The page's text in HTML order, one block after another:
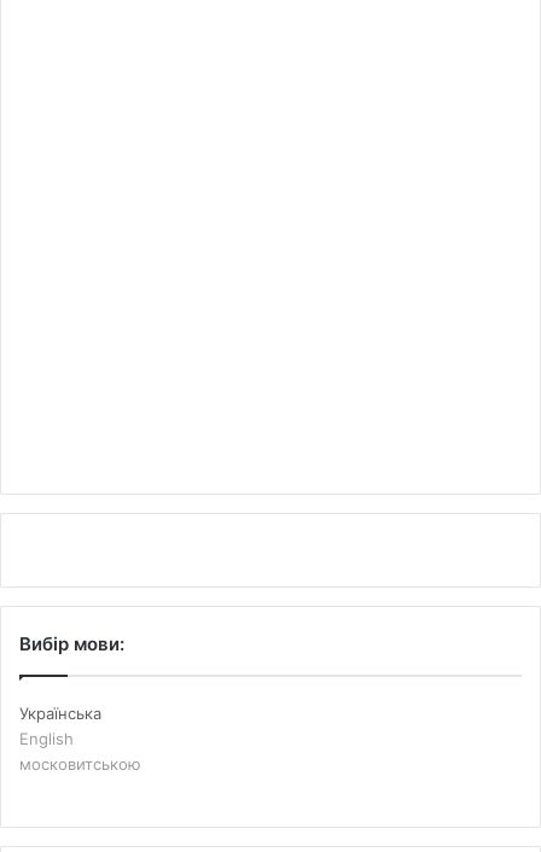
Вибір мови:
Українська
English
московитською